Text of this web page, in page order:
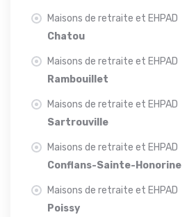
Maisons de retraite et EHPAD
Chatou
Maisons de retraite et EHPAD
Rambouillet
Maisons de retraite et EHPAD
Sartrouville
Maisons de retraite et EHPAD
Conflans-Sainte-Honorine
Maisons de retraite et EHPAD
Poissy